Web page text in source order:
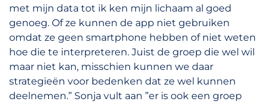
met mijn data tot ik ken mijn lichaam al goed
genoeg. Of ze kunnen de app niet gebruiken
omdat ze geen smartphone hebben of niet weten
hoe die te interpreteren. Juist de groep die wel wil
maar niet kan, misschien kunnen we daar
strategieën voor bedenken dat ze wel kunnen
deelnemen.” Sonja vult aan ”er is ook een groep